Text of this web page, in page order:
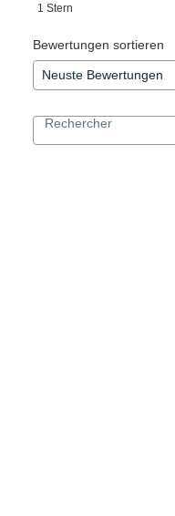
1 Stern
Bewertungen sortieren